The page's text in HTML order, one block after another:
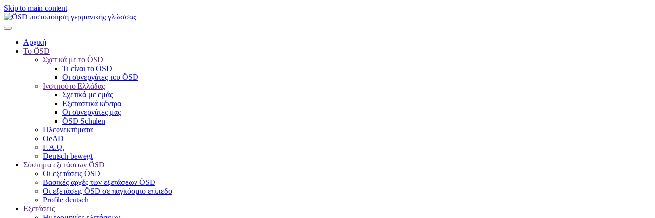
Skip to main content
Αρχική
Το ÖSD
Σχετικά με το ÖSD
Τι είναι το ÖSD
Οι συνεργάτες του ÖSD
Ινστιτούτο Ελλάδας
Σχετικά με εμάς
Εξεταστικά κέντρα
Οι συνεργάτες μας
ÖSD Schulen
Πλεονεκτήματα
OeAD
F.A.Q.
Deutsch bewegt
Σύστημα εξετάσεων ÖSD
Οι εξετάσεις ÖSD
Βασικές αρχές των εξετάσεων ÖSD
Οι εξετάσεις ÖSD σε παγκόσμιο επίπεδο
Profile deutsch
Εξετάσεις